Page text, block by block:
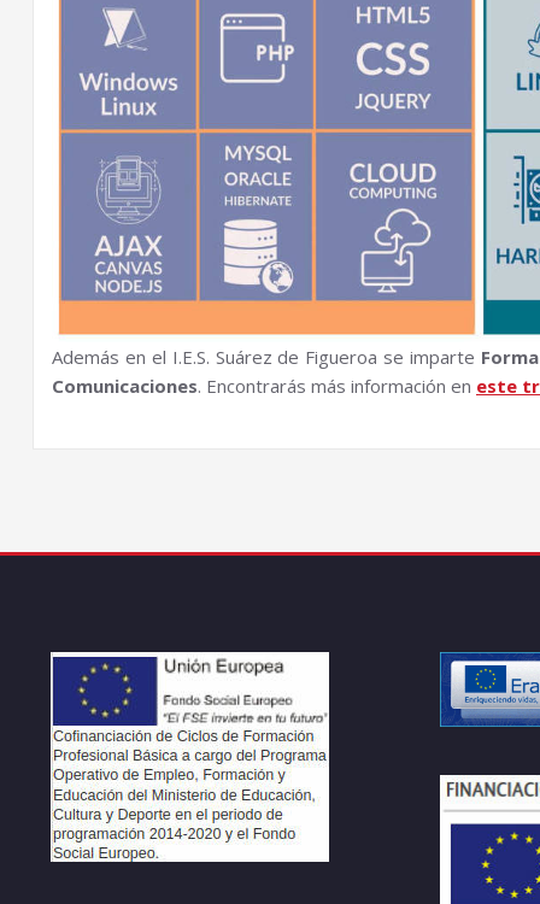
Además en el I.E.S. Suárez de Figueroa se imparte
Comunicaciones. Encontrarás más información en este